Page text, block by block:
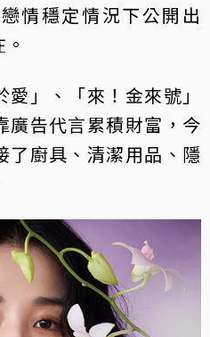
情穩定情況下公開出
」、「來！金來號」
廣告代言累積財富，今
了廚具、清潔用品、隱